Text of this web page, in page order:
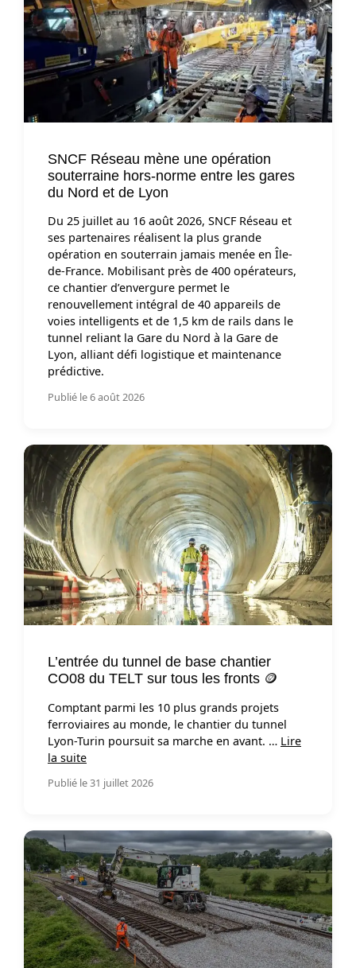
SNCF Réseau mène une opération
souterraine hors-norme entre les gares
du Nord et de Lyon
Du 25 juillet au 16 août 2026, SNCF Réseau et
ses partenaires réalisent la plus grande
opération en souterrain jamais menée en Île-
de-France. Mobilisant près de 400 opérateurs,
ce chantier d’envergure permet le
renouvellement intégral de 40 appareils de
voies intelligents et de 1,5 km de rails dans le
tunnel reliant la Gare du Nord à la Gare de
Lyon, alliant défi logistique et maintenance
prédictive.
Publié le 6 août 2026
L’entrée du tunnel de base chantier
CO08 du TELT sur tous les fronts 🪙
Comptant parmi les 10 plus grands projets
ferroviaires au monde, le chantier du tunnel
Lyon-Turin poursuit sa marche en avant. … Lire
la suite
Publié le 31 juillet 2026